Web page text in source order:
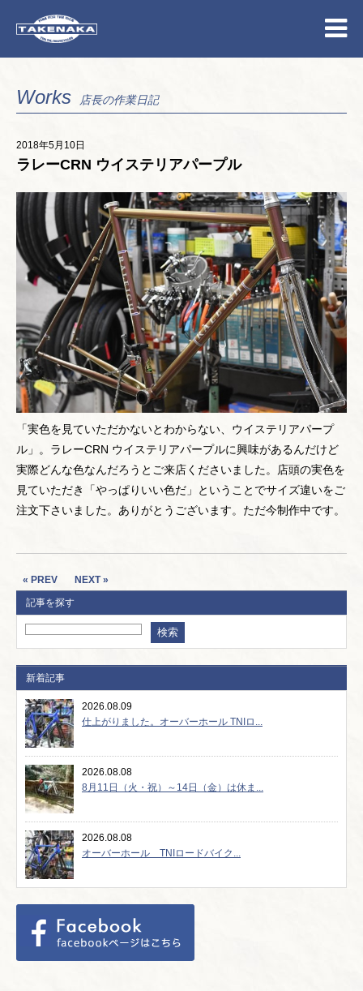
Works 店長の作業日記
2018年5月10日
ラレーCRN ウイステリアパープル
「実色を見ていただかないとわからない、ウイステリアパープ
ル」。ラレーCRN ウイステリアパープルに興味があるんだけど
実際どんな色なんだろうとご来店くださいました。店頭の実色を
見ていただき「やっぱりいい色だ」ということでサイズ違いをご
注文下さいました。ありがとうございます。ただ今制作中です。
« PREV
NEXT »
記事を探す
新着記事
2026.08.09
仕上がりました。オーバーホール TNIロ...
2026.08.08
8月11日（火・祝）～14日（金）は休ま...
2026.08.08
オーバーホール TNIロードバイク...